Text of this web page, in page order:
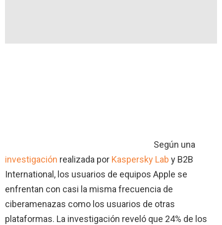
Según una
investigación realizada por Kaspersky Lab y B2B
International, los usuarios de equipos Apple se
enfrentan con casi la misma frecuencia de
ciberamenazas como los usuarios de otras
plataformas. La investigación reveló que 24% de los